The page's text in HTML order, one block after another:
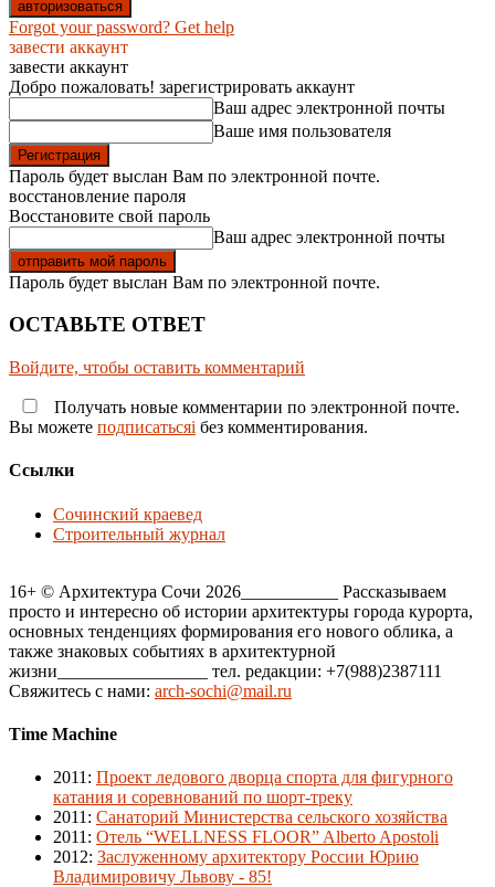
Forgot your password? Get help
завести аккаунт
завести аккаунт
Добро пожаловать! зарегистрировать аккаунт
Ваш адрес электронной почты
Ваше имя пользователя
Пароль будет выслан Вам по электронной почте.
восстановление пароля
Восстановите свой пароль
Ваш адрес электронной почты
Пароль будет выслан Вам по электронной почте.
ОСТАВЬТЕ ОТВЕТ
Войдите, чтобы оставить комментарий
Получать новые комментарии по электронной почте.
Вы можете подписатьсяi без комментирования.
Ссылки
Сочинский краевед
Строительный журнал
16+ © Архитектура Сочи 2026___________ Рассказываем
просто и интересно об истории архитектуры города курорта,
основных тенденциях формирования его нового облика, а
также знаковых событиях в архитектурной
жизни_________________ тел. редакции: +7(988)2387111
Свяжитесь с нами: arch-sochi@mail.ru
Time Machine
2011 : Проект ледового дворца спорта для фигурного
катания и соревнований по шорт-треку
2011 : Санаторий Министерства сельского хозяйства
2011 : Отель “WELLNESS FLOOR” Alberto Apostoli
2012: Заслуженному архитектору России Юрию
Владимировичу Львову - 85!